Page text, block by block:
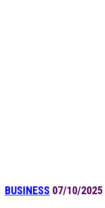
BUSINESS 07/10/2025